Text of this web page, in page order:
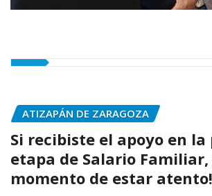
ATIZAPÁN DE ZARAGOZA
Si recibiste el apoyo en
etapa de Salario Familiar,
momento de estar atento!